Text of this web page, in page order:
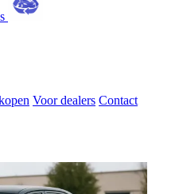
Voor dealers Contact